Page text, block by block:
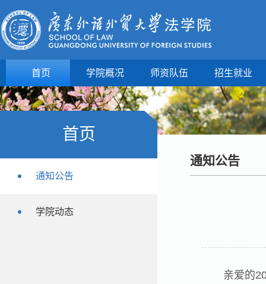
首页 学院概况 师资队伍 招生就业
首页
通知公告
学院动态
通知公告
亲爱的